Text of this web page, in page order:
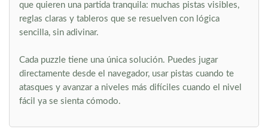
que quieren una partida tranquila: muchas pistas visibles,
reglas claras y tableros que se resuelven con lógica
sencilla, sin adivinar.
Cada puzzle tiene una única solución. Puedes jugar
directamente desde el navegador, usar pistas cuando te
atasques y avanzar a niveles más difíciles cuando el nivel
fácil ya se sienta cómodo.